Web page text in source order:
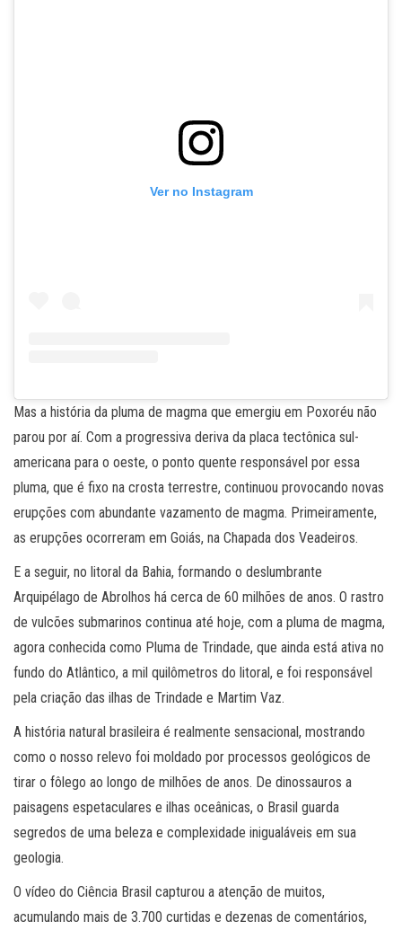
Ver no Instagram
Mas a história da pluma de magma que emergiu em Poxoréu não
parou por aí. Com a progressiva deriva da placa tectônica sul-
americana para o oeste, o ponto quente responsável por essa
pluma, que é fixo na crosta terrestre, continuou provocando novas
erupções com abundante vazamento de magma. Primeiramente,
as erupções ocorreram em Goiás, na Chapada dos Veadeiros.
E a seguir, no litoral da Bahia, formando o deslumbrante
Arquipélago de Abrolhos há cerca de 60 milhões de anos. O rastro
de vulcões submarinos continua até hoje, com a pluma de magma,
agora conhecida como Pluma de Trindade, que ainda está ativa no
fundo do Atlântico, a mil quilômetros do litoral, e foi responsável
pela criação das ilhas de Trindade e Martim Vaz.
A história natural brasileira é realmente sensacional, mostrando
como o nosso relevo foi moldado por processos geológicos de
tirar o fôlego ao longo de milhões de anos. De dinossauros a
paisagens espetaculares e ilhas oceânicas, o Brasil guarda
segredos de uma beleza e complexidade inigualáveis em sua
geologia.
O vídeo do Ciência Brasil capturou a atenção de muitos,
acumulando mais de 3.700 curtidas e dezenas de comentários,